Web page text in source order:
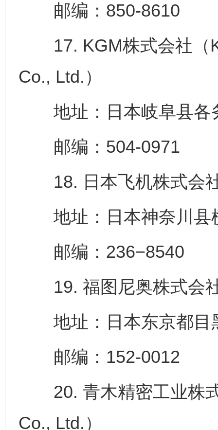
邮编：850-8610
17. KGM株式会社（
Co., Ltd.）
地址：日本岐阜县各
邮编：504-0971
18. 日本飞机株式会
地址：日本神奈川县
邮编：236−8540
19. 福图尼奥株式会
地址：日本东京都目
邮编：152-0012
20. 青木精密工业株式
Co., Ltd.）